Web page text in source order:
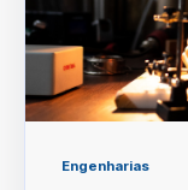
Engenharias